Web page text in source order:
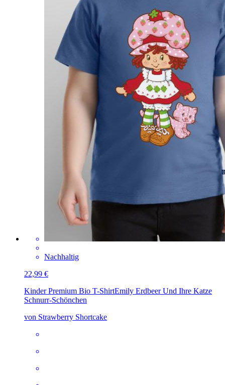
Nachhaltig
22,99 €
Kinder Premium Bio T-ShirtEmily Erdbeer Und Ihre Katze
Schnurr-Schönchen
von Strawberry Shortcake